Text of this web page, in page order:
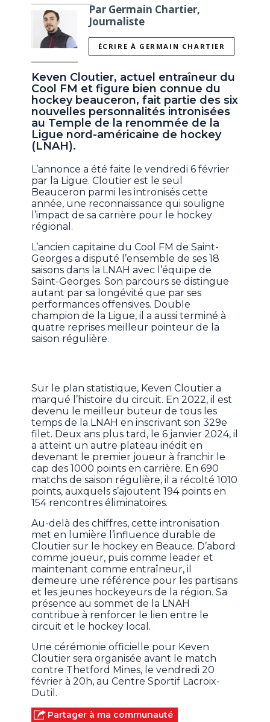
Par Germain Chartier,
Journaliste
ÉCRIRE À GERMAIN CHARTIER
Keven Cloutier, actuel entraîneur du
Cool FM et figure bien connue du
hockey beauceron, fait partie des six
nouvelles personnalités intronisées
au Temple de la renommée de la
Ligue nord-américaine de hockey
(LNAH).
L’annonce a été faite le vendredi 6 février
par la Ligue. Cloutier est le seul
Beauceron parmi les intronisés cette
année, une reconnaissance qui souligne
l’impact de sa carrière pour le hockey
régional.
L’ancien capitaine du Cool FM de Saint-
Georges a disputé l’ensemble de ses 18
saisons dans la LNAH avec l’équipe de
Saint-Georges. Son parcours se distingue
autant par sa longévité que par ses
performances offensives. Double
champion de la Ligue, il a aussi terminé à
quatre reprises meilleur pointeur de la
saison régulière.
Sur le plan statistique, Keven Cloutier a
marqué l’histoire du circuit. En 2022, il est
devenu le meilleur buteur de tous les
temps de la LNAH en inscrivant son 329e
filet. Deux ans plus tard, le 6 janvier 2024, il
a atteint un autre plateau inédit en
devenant le premier joueur à franchir le
cap des 1000 points en carrière. En 690
matchs de saison régulière, il a récolté 1010
points, auxquels s’ajoutent 194 points en
154 rencontres éliminatoires.
Au-delà des chiffres, cette intronisation
met en lumière l’influence durable de
Cloutier sur le hockey en Beauce. D’abord
comme joueur, puis comme leader et
maintenant comme entraîneur, il
demeure une référence pour les partisans
et les jeunes hockeyeurs de la région. Sa
présence au sommet de la LNAH
contribue à renforcer le lien entre le
circuit et le hockey local.
Une cérémonie officielle pour Keven
Cloutier sera organisée avant le match
contre Thetford Mines, le vendredi 20
février à 20h, au Centre Sportif Lacroix-
Dutil.
Partager à ma communauté